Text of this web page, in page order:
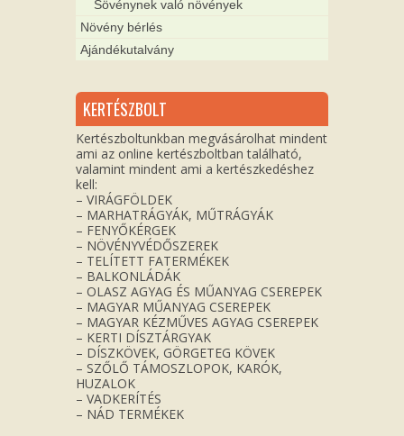
Sövénynek való növények
Növény bérlés
Ajándékutalvány
KERTÉSZBOLT
Kertészboltunkban megvásárolhat mindent
ami az online kertészboltban található,
valamint mindent ami a kertészkedéshez
kell:
– VIRÁGFÖLDEK
– MARHATRÁGYÁK, MŰTRÁGYÁK
– FENYŐKÉRGEK
– NÖVÉNYVÉDŐSZEREK
– TELÍTETT FATERMÉKEK
– BALKONLÁDÁK
– OLASZ AGYAG ÉS MŰANYAG CSEREPEK
– MAGYAR MŰANYAG CSEREPEK
– MAGYAR KÉZMŰVES AGYAG CSEREPEK
– KERTI DÍSZTÁRGYAK
– DÍSZKÖVEK, GÖRGETEG KÖVEK
– SZŐLŐ TÁMOSZLOPOK, KARÓK,
HUZALOK
– VADKERÍTÉS
– NÁD TERMÉKEK